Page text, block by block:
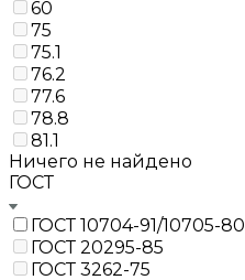
60
75
75.1
76.2
77.6
78.8
81.1
Ничего не найдено
ГОСТ
ГОСТ 10704-91/10705-80
ГОСТ 20295-85
ГОСТ 3262-75